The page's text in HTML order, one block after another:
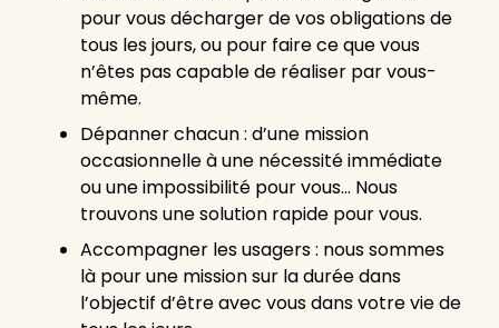
pour vous décharger de vos obligations de
tous les jours, ou pour faire ce que vous
n’êtes pas capable de réaliser par vous-
même.
Dépanner chacun : d’une mission
occasionnelle à une nécessité immédiate
ou une impossibilité pour vous… Nous
trouvons une solution rapide pour vous.
Accompagner les usagers : nous sommes
là pour une mission sur la durée dans
l’objectif d’être avec vous dans votre vie de